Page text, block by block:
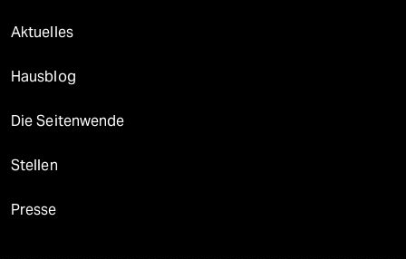
Aktuelles
Hausblog
Die Seitenwende
Stellen
Presse